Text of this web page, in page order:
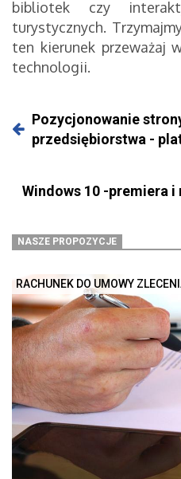
bibliotek czy
turystycznych.
ten kierunek przeważaj
technologii.
Pozycjonowanie
przedsiębiorstwa -
Windows 10 -premiera
NASZE PROPOZYCJE
RACHUNEK DO UMOWY